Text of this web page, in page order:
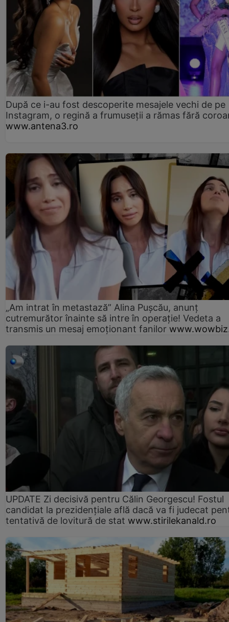
După ce i-au fost descoperite mesajele vechi de pe
Instagram, o regină a frumuseții a rămas fără
www.antena3.ro
„Am intrat în metastază” Alina Pușcău, anunț
cutremurător înainte să intre în operație! Vedeta a
transmis un mesaj emoționant fanilor
UPDATE Zi decisivă pentru Călin Georgescu! Fostul
candidat la prezidențiale află dacă va fi judecat
tentativă de lovitură de stat www.stirilekanald.ro